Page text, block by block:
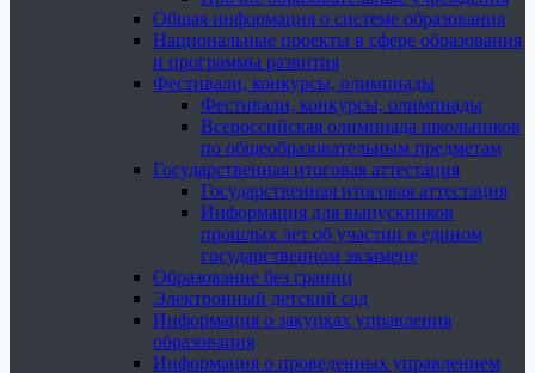
Общая информация о системе образования
Национальные проекты в сфере образования
и программы развития
Фестивали, конкурсы, олимпиады
Фестивали, конкурсы, олимпиады
Всероссийская олимпиада школьников
по общеобразовательным предметам
Государственная итоговая аттестация
Государственная итоговая аттестация
Информация для выпускников
прошлых лет об участии в едином
государственном экзамене
Образование без границ
Электронный детский сад
Информация о закупках управления
образования
Информация о проведенных управлением